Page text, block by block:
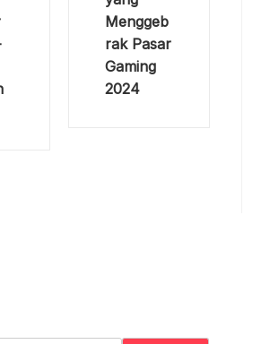
Menggeb
rak Pasar
Gaming
2024